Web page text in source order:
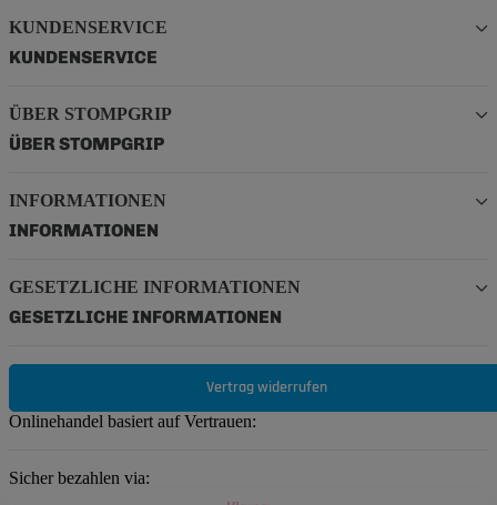
KUNDENSERVICE
KUNDENSERVICE
ÜBER STOMPGRIP
ÜBER STOMPGRIP
INFORMATIONEN
INFORMATIONEN
GESETZLICHE INFORMATIONEN
GESETZLICHE INFORMATIONEN
Vertrag widerrufen
Onlinehandel basiert auf Vertrauen:
Sicher bezahlen via: